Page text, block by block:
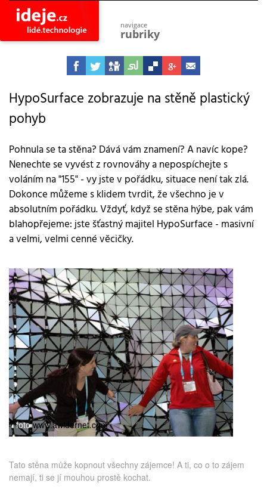
navigace
rubriky
astro
vesmír
projekty
objevy
vynálezy
planeta
přiroda
pokrok
technologie
tajemství
firmy
medicína
HypoSurface zobrazuje na stěně plastický
pohyb
Pohnula se ta stěna? Dává vám znamení? A navíc kope?
Nenechte se vyvést z rovnováhy a nepospíchejte s
voláním na "155" - vy jste v pořádku, situace není tak zlá.
Dokonce můžeme s klidem tvrdit, že všechno je v
absolutním pořádku. Vždyť, když se stěna hýbe, pak vám
blahopřejeme: jste šťastný majitel HypoSurface - masivní
a velmi, velmi cenné věcičky.
fotowww.awidernet.com
Tato stěna může kopnout všechny zájemce! A ti, co o to zájem
nemají, ti se jí mouhou prostě kochat.